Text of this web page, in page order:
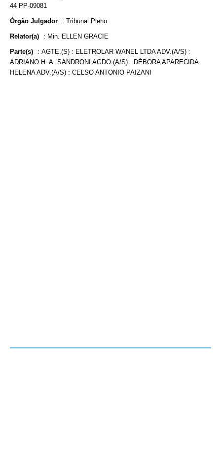
44 PP-09081
Órgão Julgador : Tribunal Pleno
Relator(a) : Min. ELLEN GRACIE
Parte(s) : AGTE.(S) : ELETROLAR WANEL LTDA ADV.(A/S) :
ADRIANO H. A. SANDRONI AGDO.(A/S) : DÉBORA APARECIDA
HELENA ADV.(A/S) : CELSO ANTONIO PAIZANI